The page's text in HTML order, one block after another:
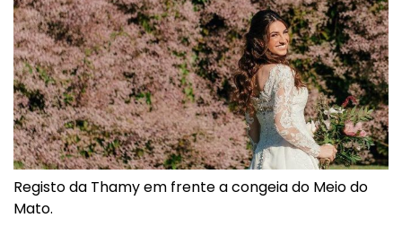
Registo da Thamy em frente a congeia do Meio do
Mato.